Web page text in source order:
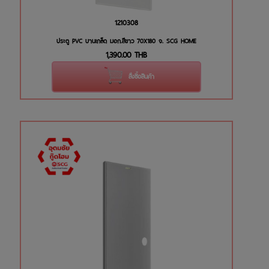
1210308
ประตู PVC บานเกล็ด มอก.สีขาว 70X180 จ. SCG HOME
1,390.00 THB
สั่งซื้อสินค้า